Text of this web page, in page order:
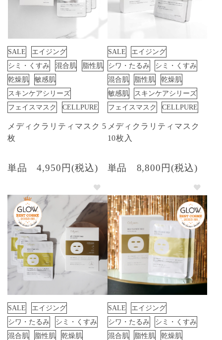
SALE
エイジング
シミ・くすみ
混合肌
脂性肌
乾燥肌
敏感肌
スキンケアシリーズ
フェイスマスク
CELLPURE
メディクラリティマスク 5
枚
単品 4,950円(税込)
SALE
エイジング
シワ・たるみ
シミ・くすみ
混合肌
脂性肌
乾燥肌
敏感肌
スキンケアシリーズ
フェイスマスク
CELLPURE
メディクラリティマスク
10枚入
単品 8,800円(税込)
SALE
エイジング
シワ・たるみ
シミ・くすみ
混合肌
脂性肌
乾燥肌
SALE
エイジング
シワ・たるみ
シミ・くすみ
混合肌
脂性肌
乾燥肌